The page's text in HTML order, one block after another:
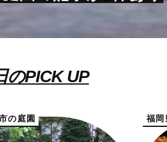
のPICK UP
の庭園 福